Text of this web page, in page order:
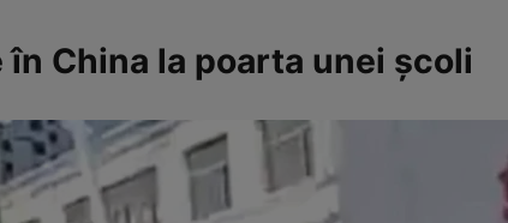
în China la poarta unei școli